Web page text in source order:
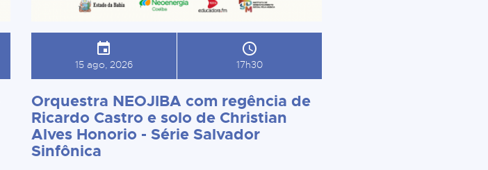
15 ago, 2026 17h30
Orquestra NEOJIBA com regência de
Ricardo Castro e solo de Christian
Alves Honorio - Série Salvador
Sinfônica